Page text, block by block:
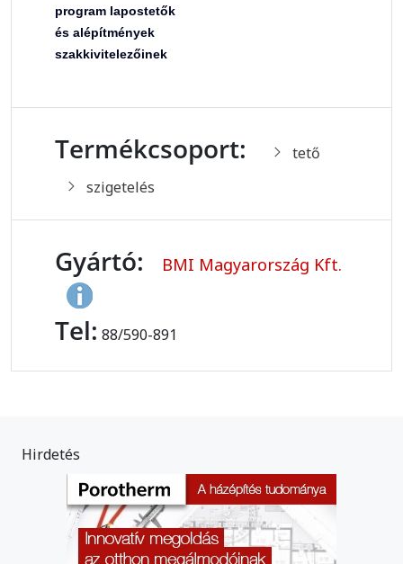
program lapostetők
és alépítmények
szakkivitelezőinek
Termékcsoport:
tető
szigetelés
Gyártó: BMI Magyarország Kft.
Tel: 88/590-891
Hirdetés